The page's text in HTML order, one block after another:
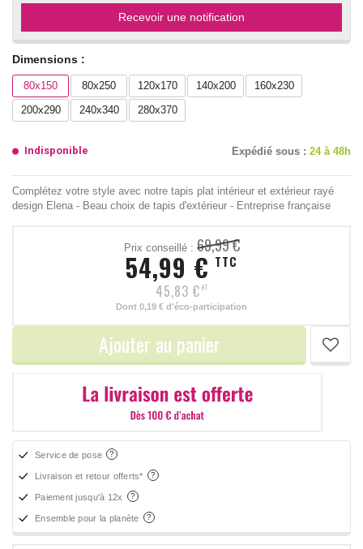
Recevoir une notification
Dimensions :
80x150 80x250 120x170 140x200
160x230
200x290
240x340 280x370
Indisponible Expédié sous : 24 à 48h
Complétez votre style avec notre tapis plat intérieur et extérieur rayé
design Elena - Beau choix de tapis d'extérieur - Entreprise française
Prix conseillé : 69,99 €
54,99 € TTC
45,83 € HT
Dont 0,19 € d'éco-participation
Ajouter au panier
Service de pose
Livraison et retour offerts*
Paiement jusqu'à 12x
Ensemble pour la planète